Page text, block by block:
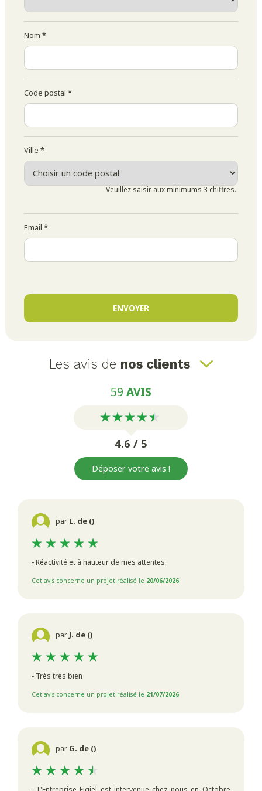
Nom *
Code postal *
Ville *
Veuillez saisir aux minimums 3 chiffres.
Email *
Les avis de nos clients
59 AVIS
4.6 / 5
Déposer votre avis !
par L. de ()
- Réactivité et à hauteur de mes attentes.
Cet avis concerne un projet réalisé le 20/06/2026
par J. de ()
- Très très bien
Cet avis concerne un projet réalisé le 21/07/2026
par G. de ()